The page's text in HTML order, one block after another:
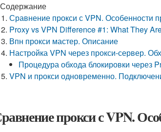
Содержание
Сравнение прокси с VPN. Особенности
Proxy vs VPN Difference #1: What They
Впн прокси мастер. Описание
Настройка VPN через прокси-сервер.
Процедура обхода блокировки через
VPN и прокси одновременно.
прокси с VPN.